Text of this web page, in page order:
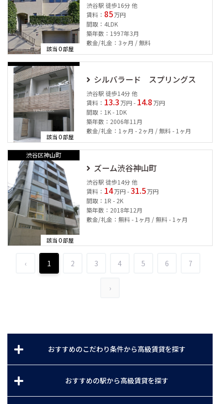
該当0部屋
渋谷駅 徒歩16分 他
賃料： 85 万円
間取：4LDK
築年数：1997年3月
敷金/礼金：3ヶ月 / 無料
該当0部屋
シルバラード スプリングス
渋谷駅 徒歩14分 他
賃料： 13.3 万円 - 14.8 万円
間取：1K - 1DK
築年数：2006年11月
敷金/礼金：1ヶ月 - 2ヶ月 / 無料 - 1ヶ月
渋谷区神山町
該当0部屋
ズーム渋谷神山町
渋谷駅 徒歩14分 他
賃料： 14 万円 -31.5 万円
間取：1R - 2K
築年数：2018年12月
敷金/礼金：無料 - 1ヶ月 / 無料 - 1ヶ月
‹ 1 2 3 4 5 6 7
›
おすすめのこだわり条件から高級賃貸を探す
おすすめの駅から高級賃貸を探す